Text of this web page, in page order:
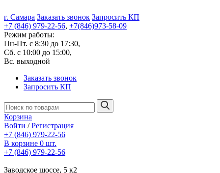
г. Самара Заказать звонок Запросить КП
+7 (846) 979-22-56, +7(846)973-58-09
Режим работы:
Пн-Пт. с 8:30 до 17:30,
Сб. с 10:00 до 15:00,
Вс. выходной
Заказать звонок
Запросить КП
Корзина
Войти /Регистрация
+7 (846) 979-22-56
В корзине 0 шт.
+7 (846) 979-22-56
Заводское шоссе, 5 к2